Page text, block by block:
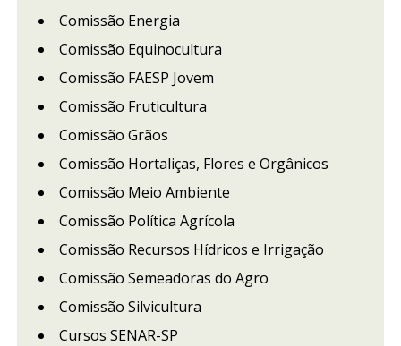
Comissão Energia
Comissão Equinocultura
Comissão FAESP Jovem
Comissão Fruticultura
Comissão Grãos
Comissão Hortaliças, Flores e Orgânicos
Comissão Meio Ambiente
Comissão Política Agrícola
Comissão Recursos Hídricos e Irrigação
Comissão Semeadoras do Agro
Comissão Silvicultura
Cursos SENAR-SP